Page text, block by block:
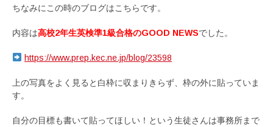
ちなみにこの時のブログはこちらです。
内容は高校2年生英検準1級合格のGOOD NEWSでした。
https://www.prep.kec.ne.jp/blog/23598
上の写真をよく見ると白枠に収まりきらず、枠の外に貼っていま
す。
自分の目標も書いて貼ってほしい！という生徒さんは事務所まで